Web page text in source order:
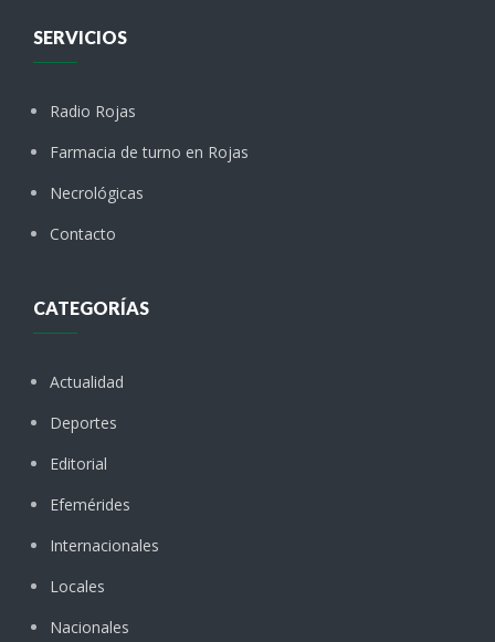
SERVICIOS
Radio Rojas
Farmacia de turno en Rojas
Necrológicas
Contacto
CATEGORÍAS
Actualidad
Deportes
Editorial
Efemérides
Internacionales
Locales
Nacionales